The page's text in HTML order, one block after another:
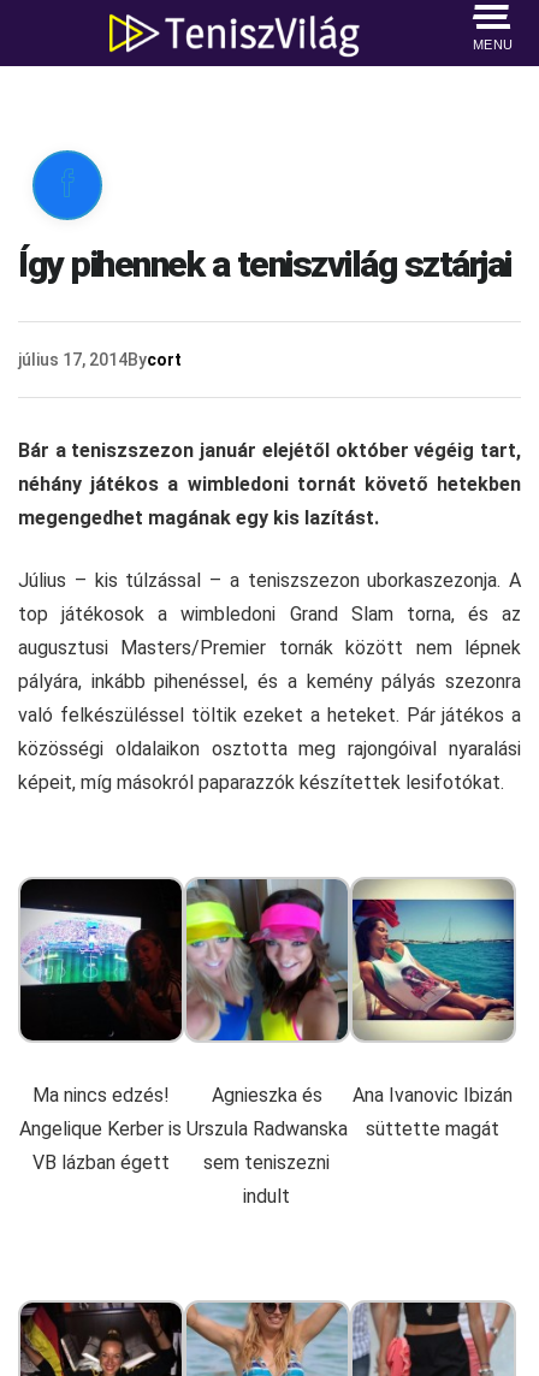
MENU

Így pihennek a teniszvilág sztárjai
július 17, 2014Bycort
Bár a teniszszezon január elejétől október végéig tart,
néhány játékos a wimbledoni tornát követő hetekben
megengedhet magának egy kis lazítást.
Július – kis túlzással – a teniszszezon uborkaszezonja. A
top játékosok a wimbledoni Grand Slam torna, és az
augusztusi Masters/Premier tornák között nem lépnek
pályára, inkább pihenéssel, és a kemény pályás szezonra
való felkészüléssel töltik ezeket a heteket. Pár játékos a
közösségi oldalaikon osztotta meg rajongóival nyaralási
képeit, míg másokról paparazzók készítettek lesifotókat.
Ma nincs edzés!
Angelique Kerber is
VB lázban égett
Agnieszka és
Urszula Radwanska
sem teniszezni
indult
Ana Ivanovic Ibizán
süttette magát